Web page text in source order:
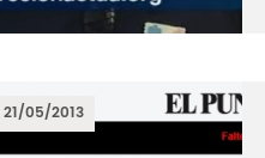
21/05/2013